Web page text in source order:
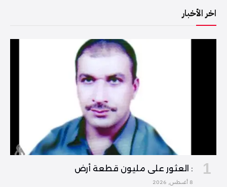
اخر الأخبار
: العثور على مليون قطعة أرض
8 أغسطس, 2026